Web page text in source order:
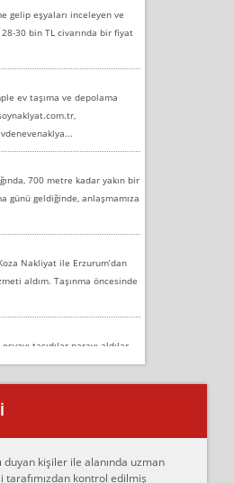
gelip eşyaları inceleyen ve
30 bin TL civarında bir fiyat
ev taşıma ve depolama
700 metre kadar yakın bir
günü geldiğinde, anlaşmamıza
Nakliyat ile Erzurum’dan
aldım. Taşınma öncesinde
taşıdılar parayı aldılar.
alüminyum renkli bantı
duyan kişiler ile alanında uzman
kontrol edilmiş